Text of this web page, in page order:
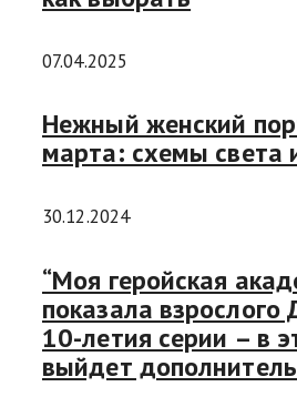
07.04.2025
Нежный женский
марта: схемы света
30.12.2024
“Моя геройская
показала взрослого
10-летия серии – в
выйдет